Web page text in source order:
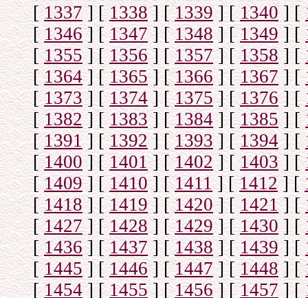
[1337] [1338] [1339] [1340] [
[1346] [1347] [1348] [1349] [
[1355] [1356] [1357] [1358] [
[ 1364] [1365] [1366] [1367] [
[1373] [1374] [1375] [1376] [
[1382] [1383] [1384] [1385] [
[1391] [1392] [1393] [1394] [
[1400] [1401] [1402] [1403] [
[1409] [1410] [1411] [1412] [
[1418] [1419] [1420] [1421] [
[1427] [1428] [1429 ] [1430] [
[1436] [1437] [1438] [1439] [
[1445] [1446] [1447] [1448] [
[1454] [1455] [1456] [1457] [